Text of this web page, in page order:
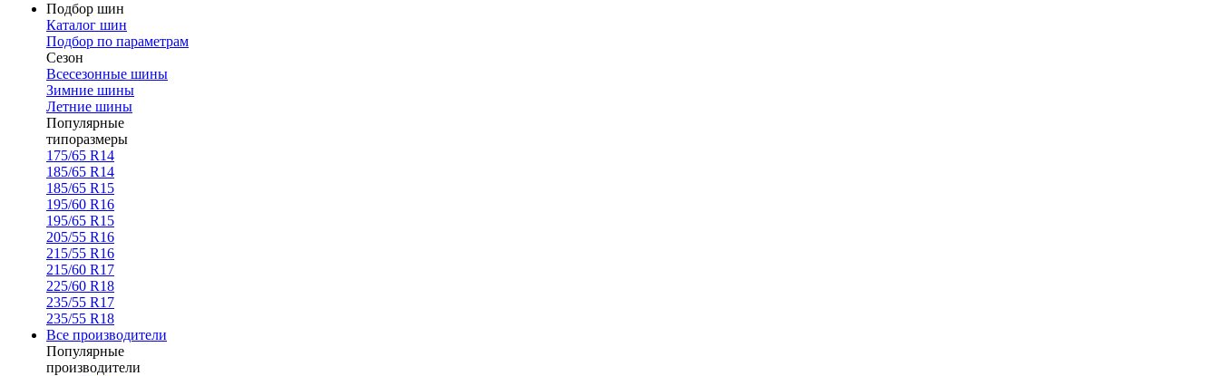
Подбор шин
Каталог шин
Подбор по параметрам
Сезон
Всесезонные шины
Зимние шины
Летние шины
Популярные
типоразмеры
175/65 R14
185/65 R14
185/65 R15
195/60 R16
195/65 R15
205/55 R16
215/55 R16
215/60 R17
225/60 R18
235/55 R17
235/55 R18
Все производители
Популярные
производители